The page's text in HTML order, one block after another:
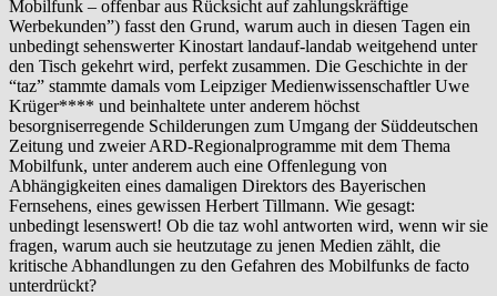
Mobilfunk – offenbar aus Rücksicht auf zahlungskräftige
Werbekunden”) fasst den Grund, warum auch in diesen Tagen ein
unbedingt sehenswerter Kinostart landauf-landab weitgehend unter
den Tisch gekehrt wird, perfekt zusammen. Die Geschichte in der
“taz” stammte damals vom Leipziger Medienwissenschaftler Uwe
Krüger**** und beinhaltete unter anderem höchst
besorgniserregende Schilderungen zum Umgang der Süddeutschen
Zeitung und zweier ARD-Regionalprogramme mit dem Thema
Mobilfunk, unter anderem auch eine Offenlegung von
Abhängigkeiten eines damaligen Direktors des Bayerischen
Fernsehens, eines gewissen Herbert Tillmann. Wie gesagt:
unbedingt lesenswert! Ob die taz wohl antworten wird, wenn wir sie
fragen, warum auch sie heutzutage zu jenen Medien zählt, die
kritische Abhandlungen zu den Gefahren des Mobilfunks de facto
unterdrückt?